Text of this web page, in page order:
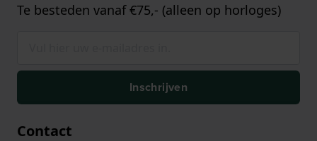
Te besteden vanaf €75,- (alleen op horloges)
Inschrijven
Contact